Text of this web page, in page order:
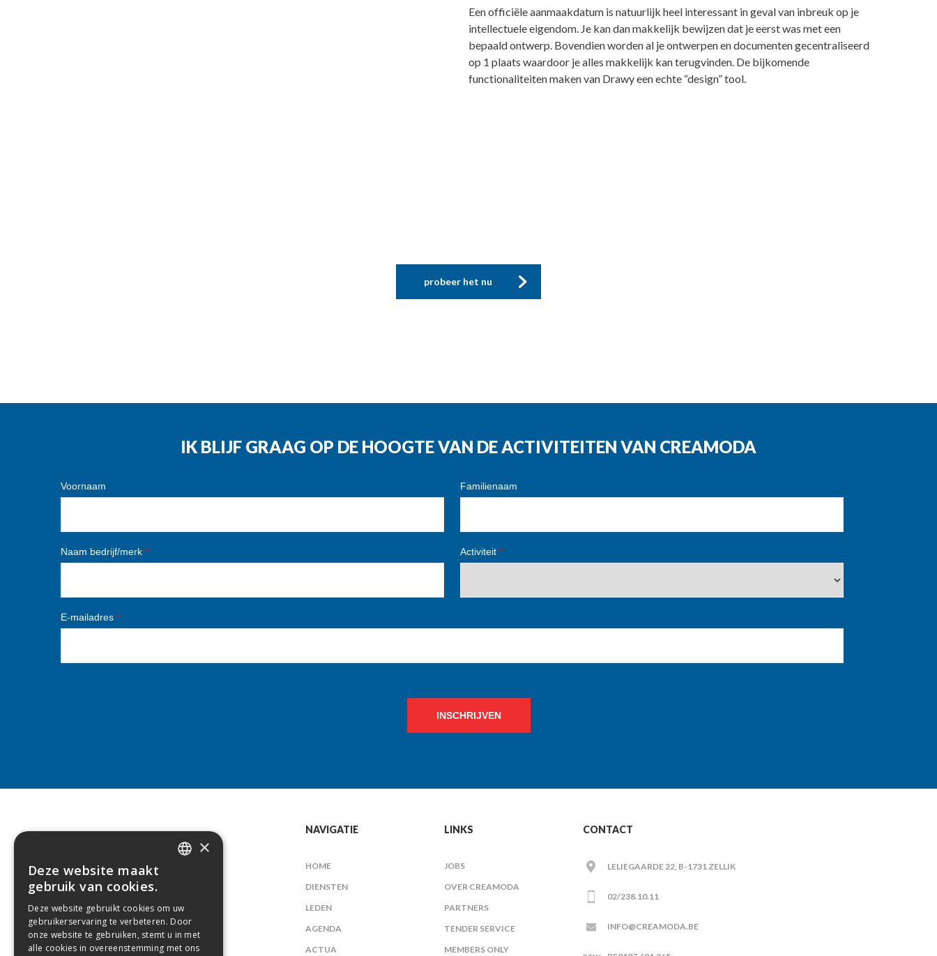
Een officiële aanmaakdatum is natuurlijk heel interessant in geval van inbreuk op je
intellectuele eigendom. Je kan dan makkelijk bewijzen dat je eerst was met een
bepaald ontwerp. Bovendien worden al je ontwerpen en documenten gecentraliseerd
op 1 plaats waardoor je alles makkelijk kan terugvinden. De bijkomende
functionaliteiten maken van Drawy een echte “design” tool.
probeer het nu
IK BLIJF GRAAG OP DE HOOGTE VAN DE ACTIVITEITEN VAN CREAMODA
Voornaam Familienaam
Naam bedrijf/merk * Activiteit*
E-mailadres *
INSCHRIJVEN
NAVIGATIE
HOME
DIENSTEN
LEDEN
AGENDA
ACTUA
LINKS
JOBS
OVER CREAMODA
PARTNERS
TENDER SERVICE
MEMBERS ONLY
CONTACT
LELIEGAARDE 22, B-1731 ZELLIK
02/238.10.11
INFO@CREAMODA.BE
×
Deze website maakt
gebruik van cookies.
Deze website gebruikt cookies om uw
gebruikerservaring te verbeteren. Door
onze website te gebruiken, stemt u in met
alle cookies in overeenstemming met ons